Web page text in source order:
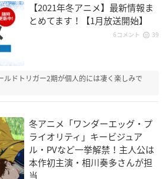
【2021年冬アニメ】最新情報ま
とめてます！【1月放送開始】
6コメント 39
ルドトリガー2期が個人的には凄く楽しみで
冬アニメ「ワンダーエッグ・プ
ライオリティ」キービジュア
ル・PVなど一挙解禁！主人公は
本作初主演・相川奏多さんが担
当